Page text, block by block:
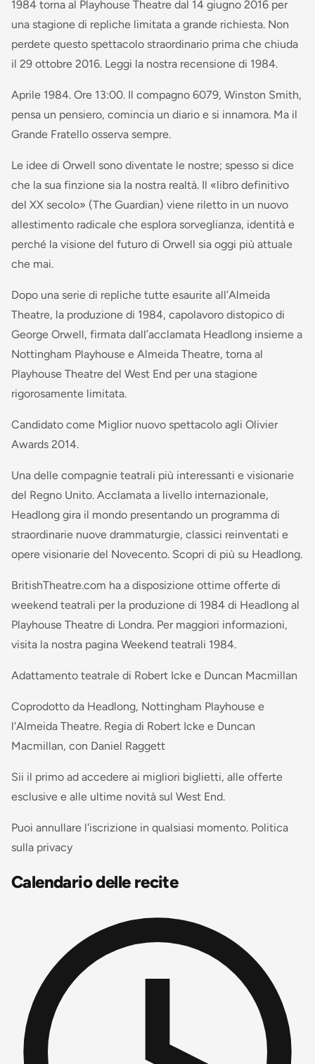
1984 torna al Playhouse Theatre dal 14 giugno 2016 per
una stagione di repliche limitata a grande richiesta. Non
perdete questo spettacolo straordinario prima che chiuda
il 29 ottobre 2016. Leggi la nostra recensione di 1984.
Aprile 1984. Ore 13:00. Il compagno 6079, Winston Smith,
pensa un pensiero, comincia un diario e si innamora. Ma il
Grande Fratello osserva sempre.
Le idee di Orwell sono diventate le nostre; spesso si dice
che la sua finzione sia la nostra realtà. Il «libro definitivo
del XX secolo» (The Guardian) viene riletto in un nuovo
allestimento radicale che esplora sorveglianza, identità e
perché la visione del futuro di Orwell sia oggi più attuale
che mai.
Dopo una serie di repliche tutte esaurite all’Almeida
Theatre, la produzione di 1984, capolavoro distopico di
George Orwell, firmata dall’acclamata Headlong insieme a
Nottingham Playhouse e Almeida Theatre, torna al
Playhouse Theatre del West End per una stagione
rigorosamente limitata.
Candidato come Miglior nuovo spettacolo agli Olivier
Awards 2014.
Una delle compagnie teatrali più interessanti e visionarie
del Regno Unito. Acclamata a livello internazionale,
Headlong gira il mondo presentando un programma di
straordinarie nuove drammaturgie, classici reinventati e
opere visionarie del Novecento. Scopri di più su Headlong.
BritishTheatre.com ha a disposizione ottime offerte di
weekend teatrali per la produzione di 1984 di Headlong al
Playhouse Theatre di Londra. Per maggiori informazioni,
visita la nostra pagina Weekend teatrali 1984.
Adattamento teatrale di Robert Icke e Duncan Macmillan
Coprodotto da Headlong, Nottingham Playhouse e
l'Almeida Theatre. Regia di Robert Icke e Duncan
Macmillan, con Daniel Raggett
Sii il primo ad accedere ai migliori biglietti, alle offerte
esclusive e alle ultime novità sul West End.
Puoi annullare l'iscrizione in qualsiasi momento. Politica
sulla privacy
Calendario delle recite